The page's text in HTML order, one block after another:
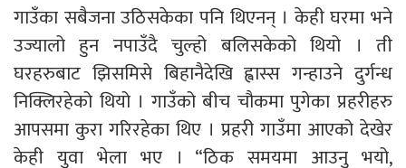
गाउँका सबैजना उठिसकेका पनि थिएनन् । केही घरमा भने
उज्यालो हुन नपाउँदै चुल्हो बलिसकेको थियो । ती
घरहरुबाट झिसमिसे बिहानैदेखि ह्वास्स गन्हाउने दुर्गन्ध
निक्लिरहेको थियो । गाउँको बीच चौकमा पुगेका प्रहरीहरु
आपसमा कुरा गरिरहेका थिए । प्रहरी गाउँमा आएको देखेर
केही युवा भेला भए । “ठिक समयमा आउनु भयो,